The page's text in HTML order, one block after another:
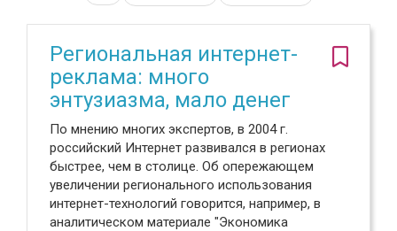
Региональная интернет-
реклама: много
энтузиазма, мало денег
По мнению многих экспертов, в 2004 г.
российский Интернет развивался в регионах
быстрее, чем в столице. Об опережающем
увеличении регионального использования
интернет-технологий говорится, например, в
аналитическом материале "Экономика